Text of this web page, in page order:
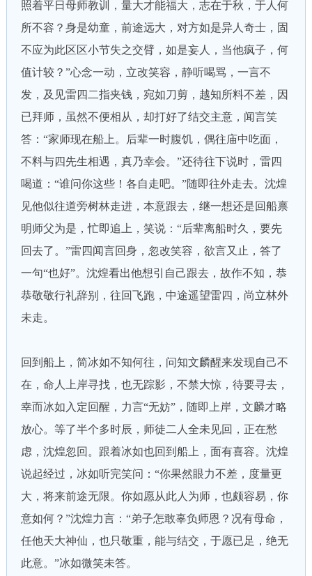
照着平日母师教训，量大才能福大，志在于秋，于人何
所不容？身是幼童，前途远大，对方如是异人奇士，固
不应为此区区小节失之交臂，如是妄人，当他疯子，何
值计较？”心念一动，立改笑容，静听喝骂，一言不
发，及见雷四二指夹钱，宛如刀剪，越知所料不差，因
已拜师，虽然不便相从，却打好了结交主意，闻言笑
答：“家师现在船上。后辈一时腹饥，偶往庙中吃面，
不料与四先生相遇，真乃幸会。”还待往下说时，雷四
喝道：“谁问你这些！各自走吧。”随即往外走去。沈煌
见他似往道旁树林走进，本意跟去，继一想还是回船禀
明师父为是，忙即追上，笑说：“后辈离船时久，要先
回去了。”雷四闻言回身，忽改笑容，欲言又止，答了
一句“也好”。沈煌看出他想引自己跟去，故作不知，恭
恭敬敬行礼辞别，往回飞跑，中途遥望雷四，尚立林外
未走。
回到船上，简冰如不知何往，问知文麟醒来发现自己不
在，命人上岸寻找，也无踪影，不禁大惊，待要寻去，
幸而冰如入定回醒，力言“无妨”，随即上岸，文麟才略
放心。等了半个多时辰，师徒二人全未见回，正在愁
虑，沈煌忽回。跟着冰如也回到船上，面有喜容。沈煌
说起经过，冰如听完笑问：“你果然眼力不差，度量更
大，将来前途无限。你如愿从此人为师，也颇容易，你
意如何？”沈煌力言：“弟子怎敢辜负师恩？况有母命，
任他天大神仙，也只敬重，能与结交，于愿已足，绝无
此意。”冰如微笑未答。